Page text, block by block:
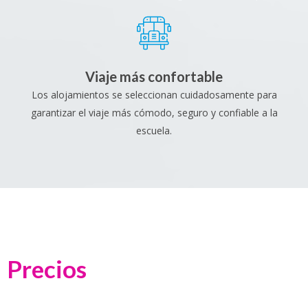
Viaje más confortable
Los alojamientos se seleccionan cuidadosamente para
garantizar el viaje más cómodo, seguro y confiable a la
escuela.
Precios